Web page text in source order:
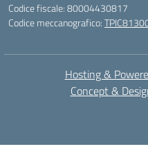
Codice fiscale: 80004430817
Codice meccanografico:
Hosting &
Concept &